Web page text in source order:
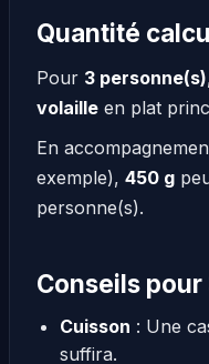
Quantité
Pour 3 personne(s)
volaille en plat
En
exemple), 450 g
personne(s).
Conseils
Cuisson : Une
suffira.